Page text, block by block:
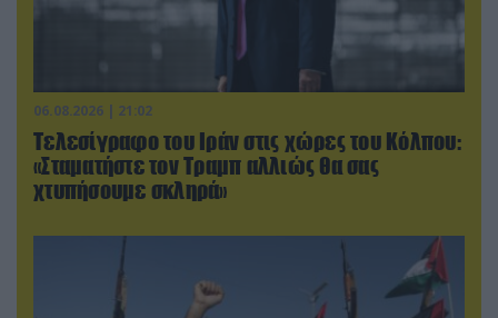
06.08.2026 | 21:02
Τελεσίγραφο του Ιράν στις χώρες του Κόλπου:
«Σταματήστε τον Τραμπ αλλιώς θα σας
χτυπήσουμε σκληρά»